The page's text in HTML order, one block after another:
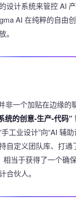
设计系统来管控 AI
AI 在纯粹的自由
。
非一个加贴在边缘的
统的创意-生产-代码”
工业设计”向“AI 辅
自定义团队库、打通
相当于获得了一个确
合伙人。